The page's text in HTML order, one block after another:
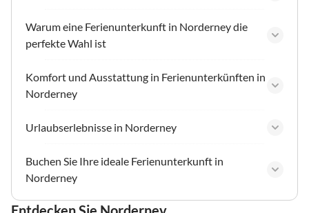
Warum eine Ferienunterkunft in Norderney die
perfekte Wahl ist
Komfort und Ausstattung in Ferienunterkünften in
Norderney
Urlaubserlebnisse in Norderney
Buchen Sie Ihre ideale Ferienunterkunft in
Norderney